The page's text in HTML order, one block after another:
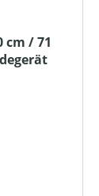
cm / 71